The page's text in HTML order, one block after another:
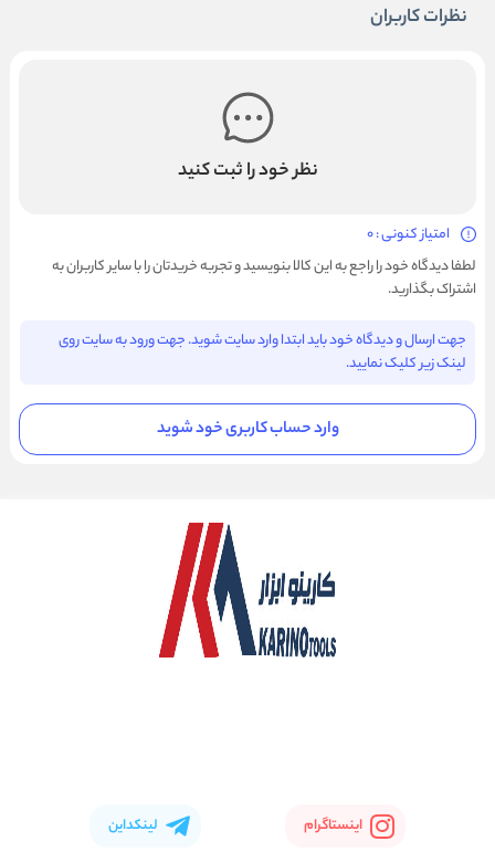
نظرات کاربران
نظر خود را ثبت کنید
امتیاز کنونی : 0
لطفا دیدگاه خود را راجع به این کالا بنویسید و تجربه خریدتان را با سایر کاربران به
اشتراک بگذارید.
جهت ارسال و دیدگاه خود باید ابتدا وارد سایت شوید. جهت ورود به سایت روی
لینک زیر کلیک نمایید.
وارد حساب کاربری خود شوید
اینستاگرام لینکداین